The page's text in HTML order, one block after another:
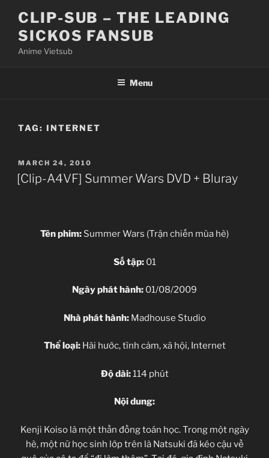
content
CLIP-SUB – THE LEADING
SICKOS FANSUB
Anime Vietsub
Menu
TAG: INTERNET
POSTED
ON
MARCH 24, 2010
[Clip-A4VF] Summer Wars DVD + Bluray
Tên phim: Summer Wars (Trận chiến mùa hè)
Số tập:01
Ngày phát hành: 01/08/2009
Nhà phát hành:Madhouse Studio
Thể loại:Hài hước, tình cảm, xã hội, Internet
Độ dài:114 phút
Nội dung:
Kenji Koiso là một thần đồng toán học. Trong một ngày
hè, một nữ học sinh lớp trên là Natsuki đã kéo cậu về